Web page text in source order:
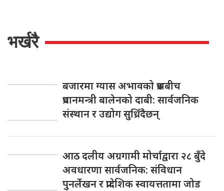
भर्खरै
बजारमा ग्यास अभावको प्रश्नबीच
प्रधानमन्त्री बालेनको दाबी: सार्वजनिक
संस्थान र उद्योग सुध्रिँदैछन्
आठ दलीय अग्रगामी मोर्चाद्वारा २८ बुँदे
अवधारणा सार्वजनिक: संविधान
पुनर्लेखन र प्रादेशिक स्वायत्ततामा जोड